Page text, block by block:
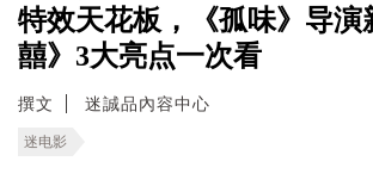
特效天花板，《孤味》导演
囍》3大亮点一次看
撰文 迷誠品內容中心
迷电影